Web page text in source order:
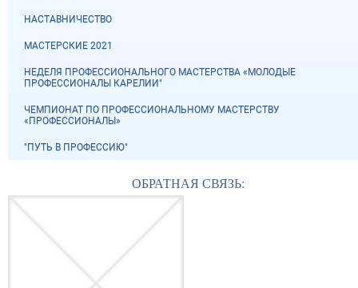
НАСТАВНИЧЕСТВО
МАСТЕРСКИЕ 2021
НЕДЕЛЯ ПРОФЕССИОНАЛЬНОГО МАСТЕРСТВА «МОЛОДЫЕ
ПРОФЕССИОНАЛЫ КАРЕЛИИ"
ЧЕМПИОНАТ ПО ПРОФЕССИОНАЛЬНОМУ МАСТЕРСТВУ
«ПРОФЕССИОНАЛЫ»
"ПУТЬ В ПРОФЕССИЮ"
ОБРАТНАЯ СВЯЗЬ: